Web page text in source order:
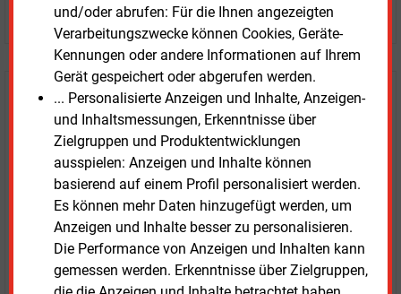
und/oder abrufen: Für die Ihnen angezeigten
Verarbeitungszwecke können Cookies, Geräte-
Kennungen oder andere Informationen auf Ihrem
Gerät gespeichert oder abgerufen werden.
... Personalisierte Anzeigen und Inhalte, Anzeigen-
und Inhaltsmessungen, Erkenntnisse über
Zielgruppen und Produktentwicklungen
ausspielen: Anzeigen und Inhalte können
basierend auf einem Profil personalisiert werden.
Es können mehr Daten hinzugefügt werden, um
Anzeigen und Inhalte besser zu personalisieren.
Die Performance von Anzeigen und Inhalten kann
gemessen werden. Erkenntnisse über Zielgruppen,
JETZT ARTIKEL KAUFEN
Testen SieE&M
kostenlos und
unverbindlich
Zwei Wochen kostenfreier Zugang
Zugang auf stündlich aktualisierte Nachrichten mit
Prognose- und Marktdaten
+ einmal täglich E&M daily
+ zwei Ausgaben der Zeitung E&M
ohne automatische Verlängerung